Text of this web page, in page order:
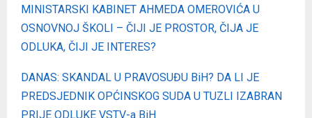
MINISTARSKI KABINET AHMEDA OMEROVIĆA U
OSNOVNOJ ŠKOLI – ČIJI JE PROSTOR, ČIJA JE
ODLUKA, ČIJI JE INTERES?
DANAS: SKANDAL U PRAVOSUĐU BiH? DA LI JE
PREDSJEDNIK OPĆINSKOG SUDA U TUZLI IZABRAN
PRIJE ODLUKE VSTV-a BiH